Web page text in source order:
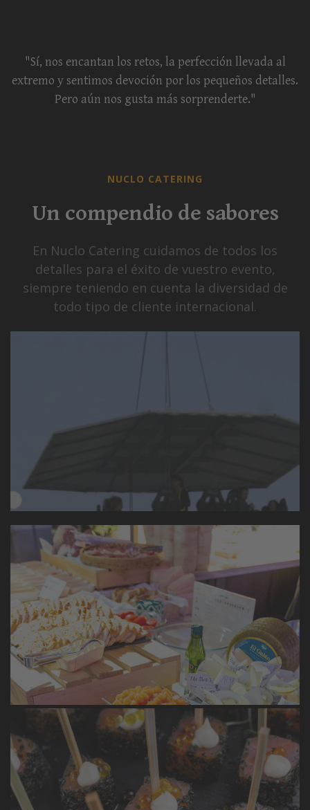
"Sí, nos encantan los retos, la perfección llevada al
extremo y sentimos devoción por los pequeños detalles.
Pero aún nos gusta más sorprenderte."
NUCLO CATERING
Un compendio de sabores
En Nuclo Catering cuidamos de todos los
detalles para el éxito de vuestro evento,
siempre teniendo en cuenta la diversidad de
todo tipo de cliente internacional.
Nuclo in the sky
Llevamos nuestra gastronomía a lo más alto de una
grúa con espectaculares vistas.